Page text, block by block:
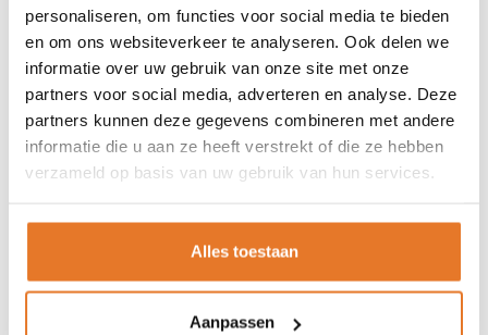
personaliseren, om functies voor social media te bieden
en om ons websiteverkeer te analyseren. Ook delen we
informatie over uw gebruik van onze site met onze
partners voor social media, adverteren en analyse. Deze
partners kunnen deze gegevens combineren met andere
informatie die u aan ze heeft verstrekt of die ze hebben
verzameld op basis van uw gebruik van hun services.
Alles toestaan
Aanpassen
OP VOORRAAD OP VOORRAAD